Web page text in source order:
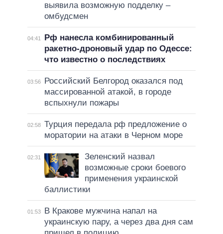
выявила возможную подделку –
омбудсмен
04:41
Рф нанесла комбинированный
ракетно-дроновый удар по Одессе:
что известно о последствиях
03:56
Российский Белгород оказался под
массированной атакой, в городе
вспыхнули пожары
02:58 Турция передала рф предложение о
моратории на атаки в Черном море
02:31
Зеленский назвал
возможные сроки боевого
применения украинской
баллистики
01:53
В Кракове мужчина напал на
украинскую пару, а через два дня сам